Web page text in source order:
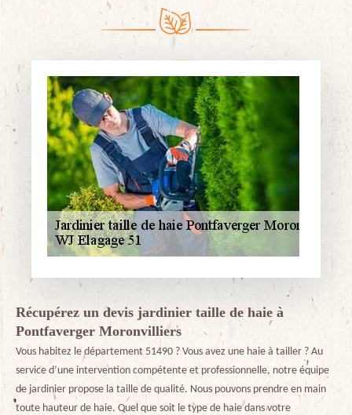
Récupérez un devis jardinier taille de haie à
Pontfaverger Moronvilliers
Vous habitez le département 51490 ? Vous avez une haie à tailler ? Au
service d’une intervention compétente et professionnelle, notre équipe
de jardinier propose la taille de qualité. Nous pouvons prendre en main
toute hauteur de haie. Quel que soit le type de haie dans votre